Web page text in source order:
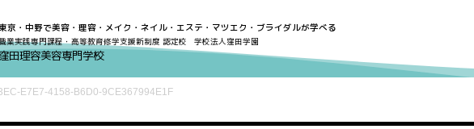
京・中野で美容・理容・メイク・ネイル・エステ・マツエク・ブライダルが学べる
業実践専門課程・高等教育修学支援新制度 認定校 学校法人窪田学園
田理容美容専門学校
E7E7-4158-B6D0-9CE367994E1F